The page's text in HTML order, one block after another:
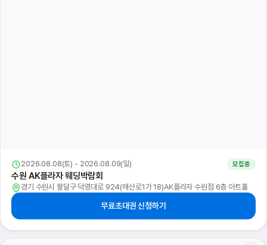
2026.08.08(토) - 2026.08.09(일) 모집중
수원 AK플라자 웨딩박람회
경기 수원시 팔달구 덕영대로 924(매산로1가 18)AK플라자 수원점 6층 아트홀
무료초대권 신청하기